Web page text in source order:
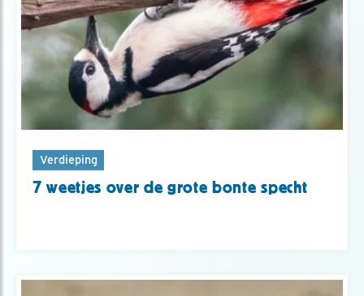
Verdieping
7 weetjes over de grote bonte specht